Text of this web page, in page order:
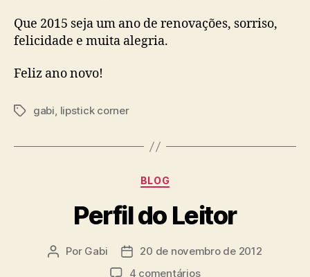
Que 2015 seja um ano de renovações, sorriso,
felicidade e muita alegria.
Feliz ano novo!
Tagsgabi, lipstick corner
Categorias
BLOG
Perfil do Leitor
Autor
Por Gabi
Data
de
20 de novembro de 2012
4 comentáriosem